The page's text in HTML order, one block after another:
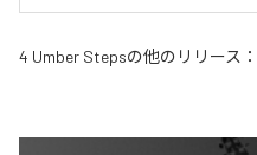
4 Umber Stepsの他のリリース：